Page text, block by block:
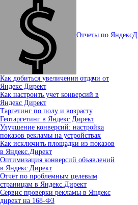
Отчеты по
Как добиться увеличения отдачи от
Яндекс Директ
Как настроить учет конверсий в
Яндекс Директ
Таргетинг по полу и возрасту
Геотаргетинг в Яндекс Директ
Улучшение конверсий: настройка
показов рекламы на устройствах
Как исключить площадки из показов
в Яндекс.Директ
Оптимизация конверсий объявлений
в Яндекс Директ
Отчёт по проблемным целевым
страницам в Яндекс.Директ
Сервис проверки рекламы в Яндекс
директ на 168‑ФЗ